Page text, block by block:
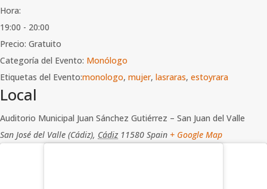
Hora:
19:00 - 20:00
Precio: Gratuito
Categoría del Evento: Monólogo
Etiquetas del Evento:monologo, mujer, lasraras, estoyrara
Local
Auditorio Municipal Juan Sánchez Gutiérrez – San Juan del Valle
San José del Valle (Cádiz), Cádiz 11580 Spain + Google Map